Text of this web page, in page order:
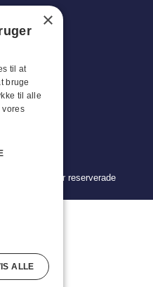
Alla rättigheter reserverade
×
til at
bruge
til alle
vores
ALLE